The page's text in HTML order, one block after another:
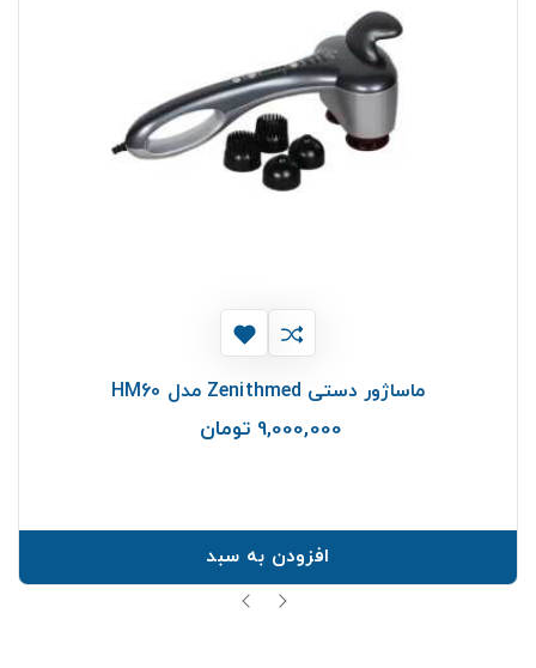
ماساژور دستی Zenithmed مدل HM60
9,000,000 تومان
افزودن به سبد